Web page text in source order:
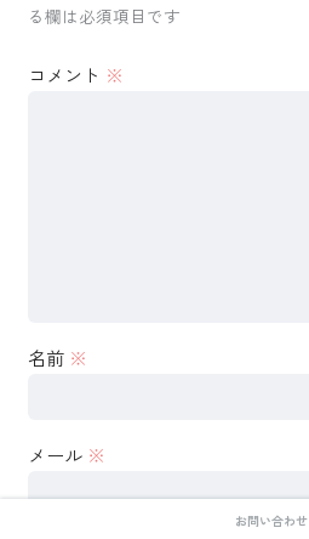
る欄は必須項目です
コメント ※
名前 ※
メール ※
お問い合わせ